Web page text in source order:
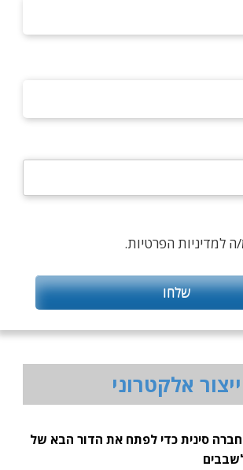
ה למדיניות הפרטיות.
ייצור אלקטרוני
סינית כדי לפתח את הדור הבא של